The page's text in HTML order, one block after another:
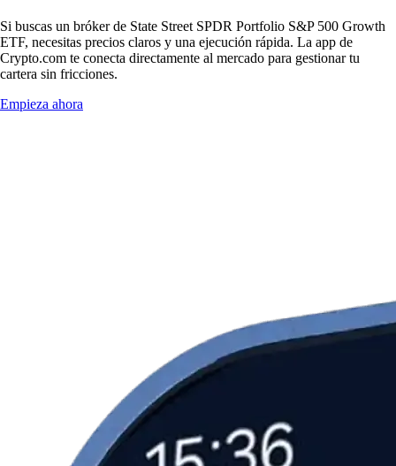
Si buscas un bróker de State Street SPDR Portfolio S&P 500 Growth
ETF, necesitas precios claros y una ejecución rápida. La app de
Crypto.com te conecta directamente al mercado para gestionar tu
cartera sin fricciones.
Empieza ahora